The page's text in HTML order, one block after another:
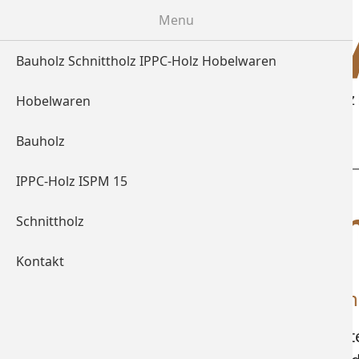
Bauholz Schnittholz IPPC-
Hobelwaren - Bauholz -
Alfred Wiedner – Ihr
Menu
Bauholz Schnittholz IPPC-Holz Hobelwaren
Hobelwaren
Bauholz
IPPC-Holz ISPM 15
Schnittholz
Kontakt